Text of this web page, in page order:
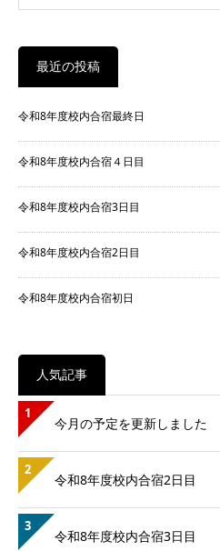
最近の投稿
令和8年度校内合宿最終日
令和8年度校内合宿４日目
令和8年度校内合宿3日目
令和8年度校内合宿2日目
令和8年度校内合宿初日
人気記事
1
今月の予定を更新しました
2
令和8年度校内合宿2日目
3
令和8年度校内合宿3日目